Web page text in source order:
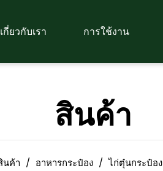
เกี่ยวกับเรา การใช้งาน
สินค้า
ค้า / อาหารกระป๋อง / ไก่ตุ๋นกระป๋อง